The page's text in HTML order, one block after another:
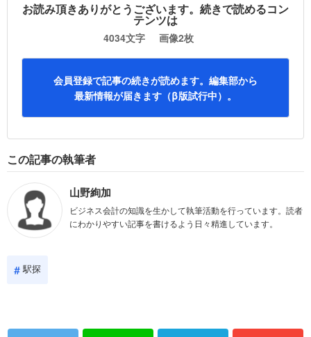
お読み頂きありがとうございます。続きで読めるコン
テンツは
4034文字 画像2枚
会員登録で記事の続きが読めます。編集部から
最新情報が届きます（β版試行中）。
この記事の執筆者
山野絢加
ビジネス会計の知識を生かして執筆活動を行っています。読者
にわかりやすい記事を書けるよう日々精進しています。
駅探